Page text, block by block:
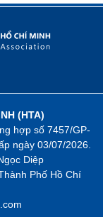
(HTA)
hợp số 7457/GP-
ngày 03/07/2026.
Diệp
Phố Hồ Chí